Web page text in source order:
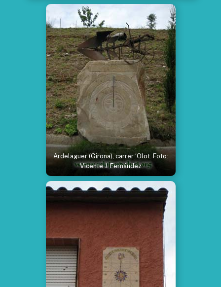
Ardelaguer (Girona), carrer ‘Olot. Foto:
Vicente J. Fernández